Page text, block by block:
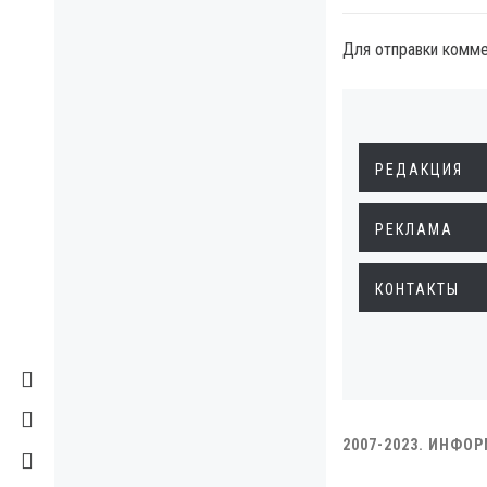
Для отправки
РЕДАКЦИЯ
РЕКЛАМА
КОНТАКТЫ
2007-2023.